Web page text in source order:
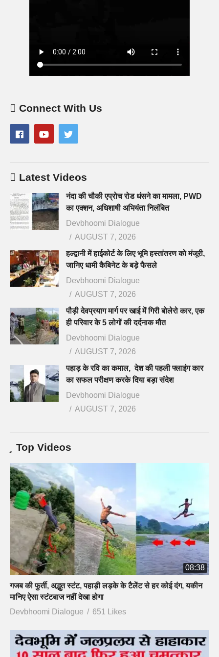
Connect With Us
Latest Videos
नंदा की चौकी एप्रोच रोड धंसने का मामला, PWD
का एक्शन, अधिशाषी अभियंता निलंबित
Devbhoomi Dialogue
AUGUST 7, 2026
हल्द्वानी में हाईकोर्ट के लिए भूमि हस्तांतरण को मंजूरी,
जानिए धामी कैबिनेट के बड़े फैसले
Devbhoomi Dialogue
AUGUST 7, 2026
पौड़ी देवप्रयाग मार्ग पर खाई में गिरी बोलेरो कार, एक
ही परिवार के 5 लोगों की दर्दनाक मौत
Devbhoomi Dialogue
AUGUST 7, 2026
पहाड़ के रवि का कमाल, देश की पहली फ्लाइंग कार
का सफल परीक्षण करके दिया बड़ा संदेश
Devbhoomi Dialogue
AUGUST 7, 2026
Top Videos
08:38
गजब की फुर्ती, अद्भुत स्टंट, पहाड़ी लड़के के टैलेंट से हर कोई दंग, यकीन
मानिए ऐसा स्टंटबाज नहीं देखा होगा
Devbhoomi Dialogue
651 Likes